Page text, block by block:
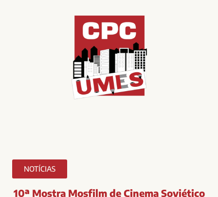
NOTÍCIAS
10ª Mostra Mosfilm de Cinema Soviético